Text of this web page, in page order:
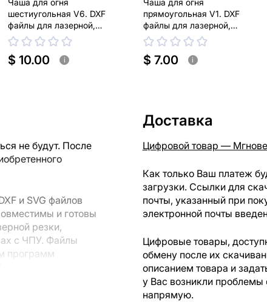
Чаша для огня
шестиугольная V6. DXF
файлы для лазерной,
плазменной резки
$ 10.00 i
Чаша для огня
прямоугольная V1. DXF
файлы для лазерной,
плазменной резки
$ 7.00 i
не будут. После
и SVG файлов
и готовы
резки,
с ЧПУ. Файлы
программ
Доставка
Цифровой товар —
Как только Ваш платеж
загрузки. Ссылки для
почты, указанный при
электронной почты
Цифровые товары,
обмену после их
описанием товара и
у Вас возникли
напрямую.